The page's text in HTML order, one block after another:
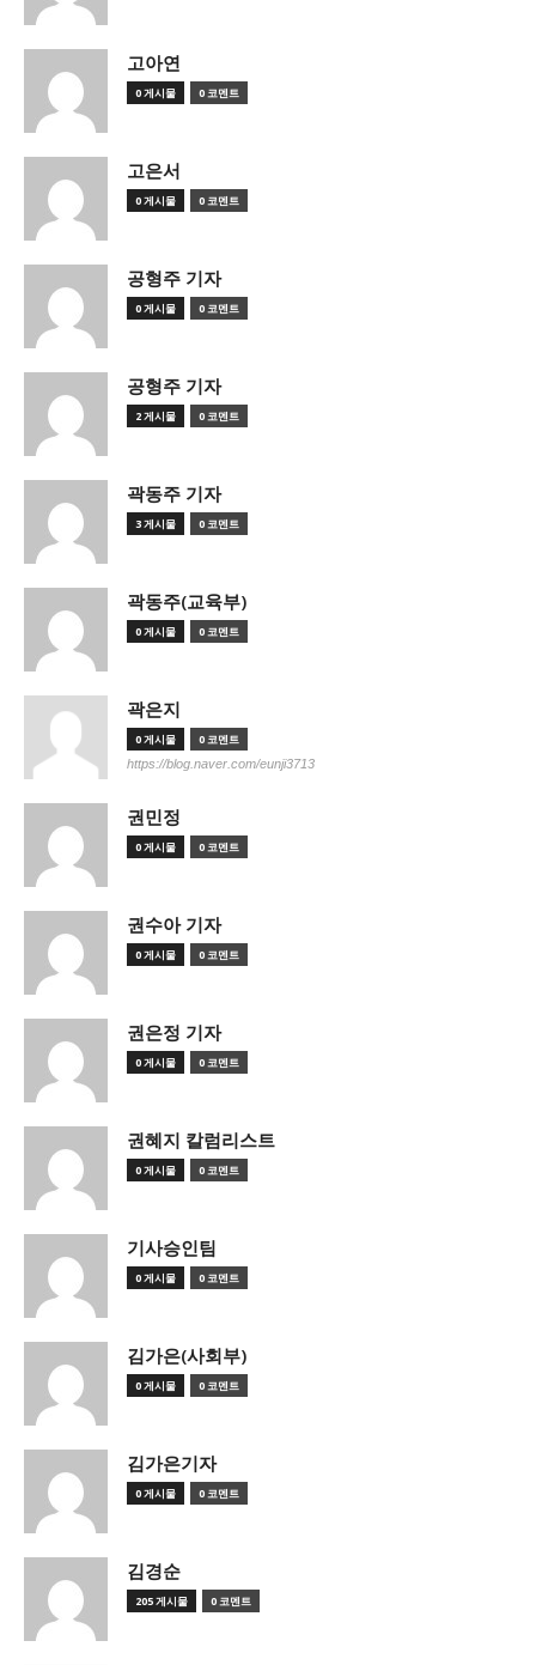
고아연
0 게시물 0 코멘트
고은서
0 게시물 0 코멘트
공형주 기자
0 게시물 0 코멘트
공형주 기자
2 게시물 0 코멘트
곽동주 기자
3 게시물 0 코멘트
곽동주(교육부)
0 게시물 0 코멘트
곽은지
0 게시물 0 코멘트
https://blog.naver.com/eunji3713
권민정
0 게시물 0 코멘트
권수아 기자
0 게시물 0 코멘트
권은정 기자
0 게시물 0 코멘트
권혜지 칼럼리스트
0 게시물 0 코멘트
기사승인팀
0 게시물 0 코멘트
김가은(사회부)
0 게시물 0 코멘트
김가은기자
0 게시물 0 코멘트
김경순
205 게시물 0 코멘트